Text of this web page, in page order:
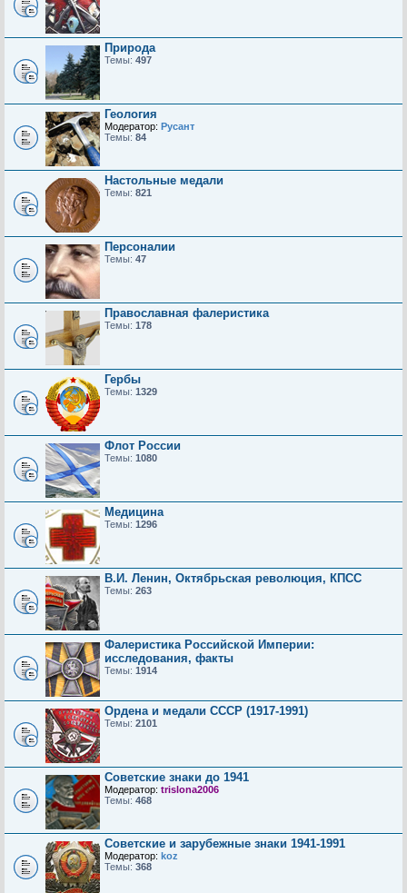
Природа
Темы: 497
Геология
Модератор: Русант
Темы: 84
Настольные медали
Темы: 821
Персоналии
Темы: 47
Православная фалеристика
Темы: 178
Гербы
Темы: 1329
Флот России
Темы: 1080
Медицина
Темы: 1296
В.И. Ленин, Октябрьская революция, КПСС
Темы: 263
Фалеристика Российской Империи:
исследования, факты
Темы: 1914
Ордена и медали СССР (1917-1991)
Темы: 2101
Советские знаки до 1941
Модератор: trislona2006
Темы: 468
Советские и зарубежные знаки 1941-1991
Модератор: koz
Темы: 368